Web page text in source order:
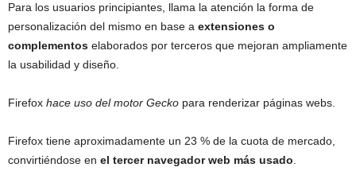
Para los usuarios principiantes, llama la atención la forma de
personalización del mismo en base a extensiones o
complementos elaborados por terceros que mejoran ampliamente
la usabilidad y diseño.
Firefox hace uso del motor Gecko para renderizar páginas webs.
Firefox tiene aproximadamente un 23 % de la cuota de mercado,
convirtiéndose en el tercer navegador web más usado